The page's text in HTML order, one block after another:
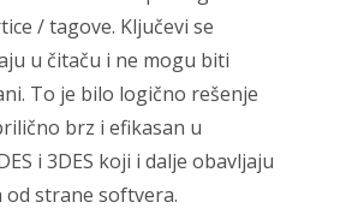
/ tagove. Ključevi se
u čitaču i ne mogu biti
To je bilo logično rešenje
brz i efikasan u
i 3DES koji i dalje obavljaju
od strane softvera.